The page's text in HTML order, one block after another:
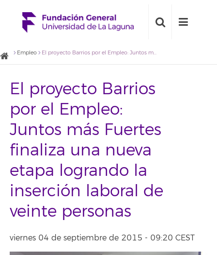
Empleo El proyecto Barrios por el Empleo: Juntos más Fuertes finaliza una nueva etapa logrando la inserción laboral de veinte personas
El proyecto Barrios
por el Empleo:
Juntos más Fuertes
finaliza una nueva
etapa logrando la
inserción laboral de
veinte personas
viernes 04 de septiembre de 2015 - 09:20 CEST